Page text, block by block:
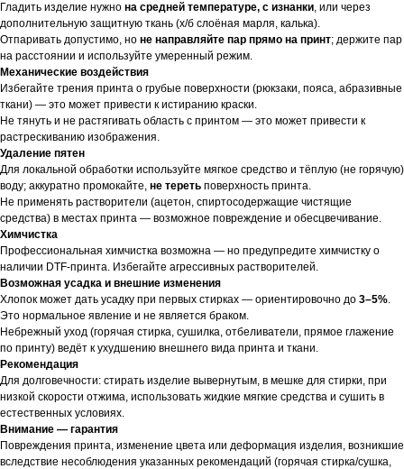
Гладить изделие нужно на средней температуре, с изнанки, или через
дополнительную защитную ткань (х/б слоёная марля, калька).
Отпаривать допустимо, но не направляйте пар прямо на принт; держите пар
на расстоянии и используйте умеренный режим.
Механические воздействия
Избегайте трения принта о грубые поверхности (рюкзаки, пояса, абразивные
ткани) — это может привести к истиранию краски.
Не тянуть и не растягивать область с принтом — это может привести к
растрескиванию изображения.
Удаление пятен
Для локальной обработки используйте мягкое средство и тёплую (не горячую)
воду; аккуратно промокайте, не тереть поверхность принта.
Не применять растворители (ацетон, спиртосодержащие чистящие
средства) в местах принта — возможное повреждение и обесцвечивание.
Химчистка
Профессиональная химчистка возможна — но предупредите химчистку о
наличии DTF-принта. Избегайте агрессивных растворителей.
Возможная усадка и внешние изменения
Хлопок может дать усадку при первых стирках — ориентировочно до 3–5%.
Это нормальное явление и не является браком.
Небрежный уход (горячая стирка, сушилка, отбеливатели, прямое глажение
по принту) ведёт к ухудшению внешнего вида принта и ткани.
Рекомендация
Для долговечности: стирать изделие вывернутым, в мешке для стирки, при
низкой скорости отжима, использовать жидкие мягкие средства и сушить в
естественных условиях.
Внимание — гарантия
Повреждения принта, изменение цвета или деформация изделия, возникшие
вследствие несоблюдения указанных рекомендаций (горячая стирка/сушка,